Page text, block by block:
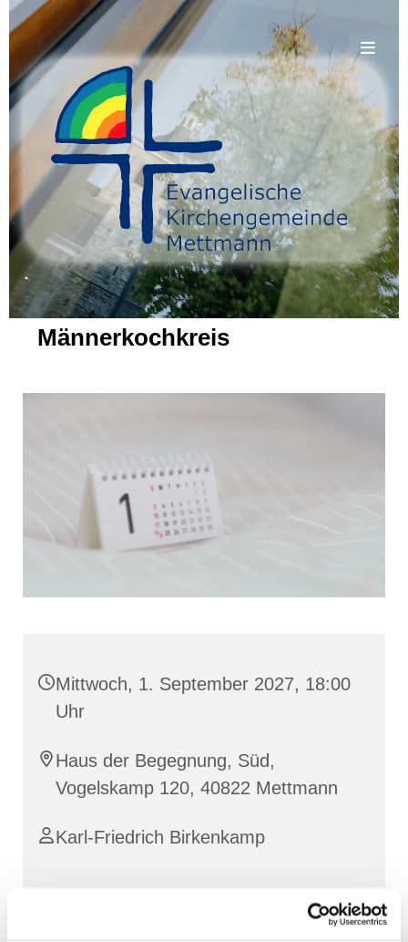
.
Männerkochkreis
Mittwoch, 1. September 2027, 18:00
Uhr
Haus der Begegnung, Süd,
Vogelskamp 120, 40822 Mettmann
Karl-Friedrich Birkenkamp